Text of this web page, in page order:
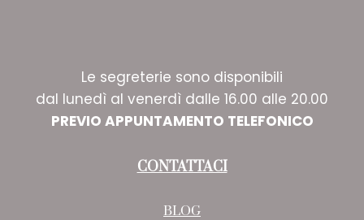
Le segreterie sono disponibili
dal lunedì al venerdì dalle 16.00 alle 20.00
PREVIO APPUNTAMENTO TELEFONICO
CONTATTACI
BLOG